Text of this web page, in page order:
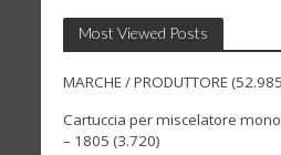
Most Viewed Posts
MARCHE / PRODUTTORE
Cartuccia per miscelatore
– 1805 (3.720)